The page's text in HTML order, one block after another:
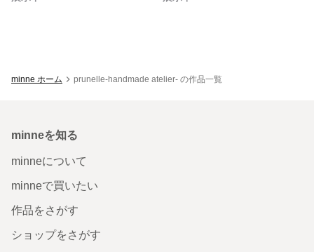
minne ホーム prunelle-handmade atelier- の作品一覧
minneを知る
minneについて
minneで買いたい
作品をさがす
ショップをさがす